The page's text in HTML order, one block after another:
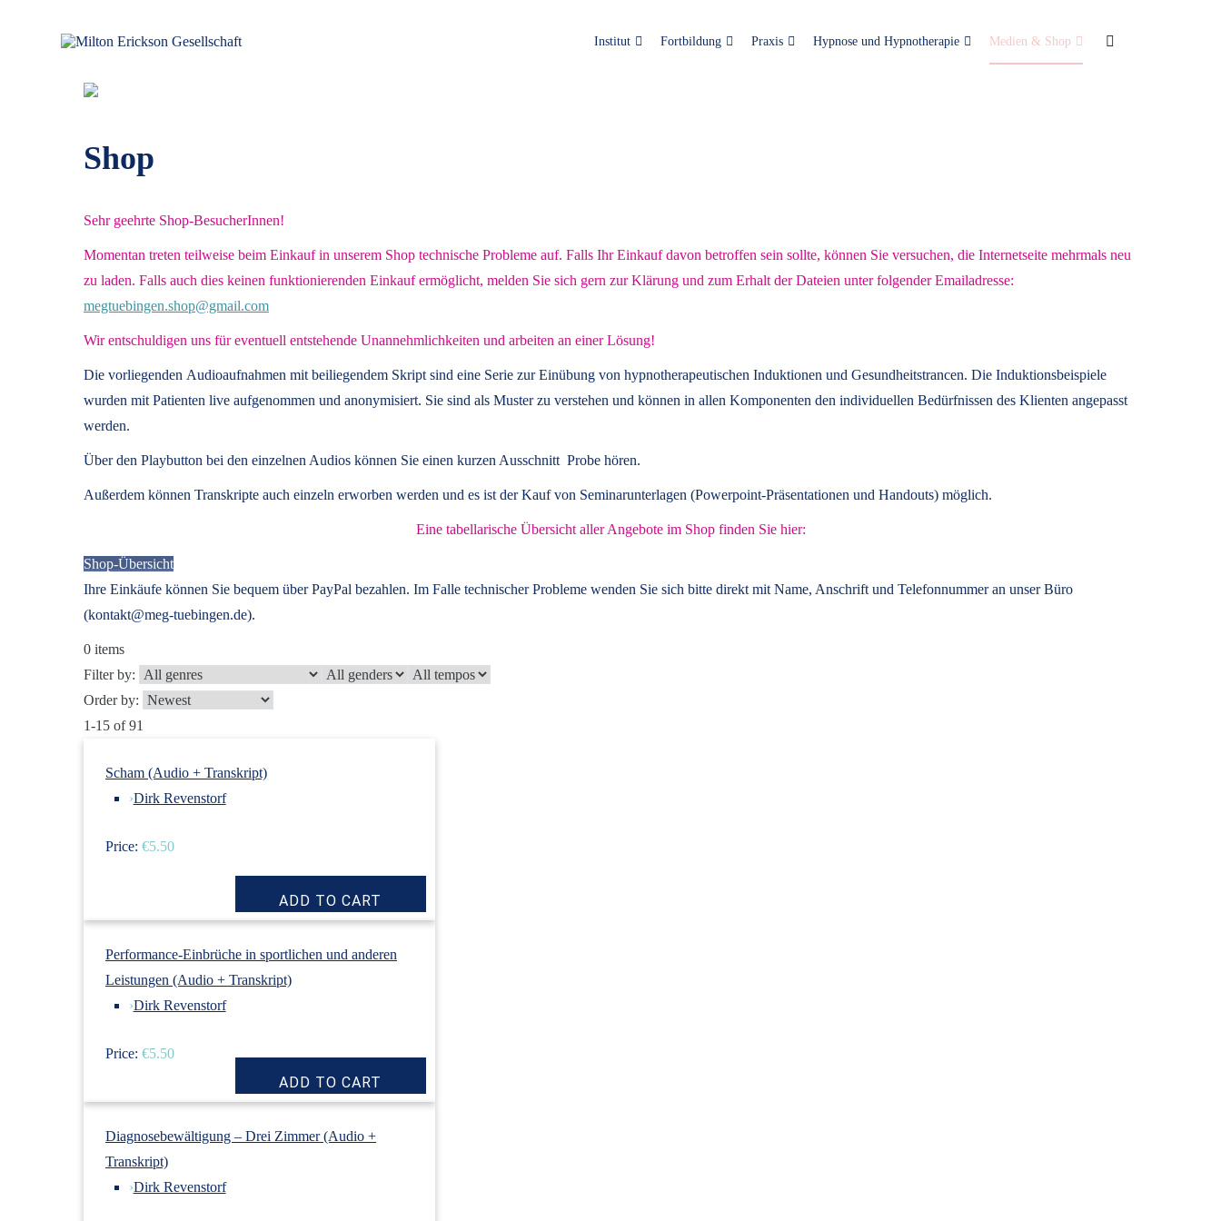
Institut Fortbildung Praxis Hypnose und Hypnotherapie Medien & Shop
Shop
Sehr geehrte Shop-BesucherInnen!
Momentan treten teilweise beim Einkauf in unserem Shop technische Probleme auf. Falls Ihr Einkauf davon betroffen sein sollte, können Sie versuchen, die Internetseite mehrmals neu
zu laden. Falls auch dies keinen funktionierenden Einkauf ermöglicht, melden Sie sich gern zur Klärung und zum Erhalt der Dateien unter folgender Emailadresse:
megtuebingen.shop@gmail.com
Wir entschuldigen uns für eventuell entstehende Unannehmlichkeiten und arbeiten an einer Lösung!
Die vorliegenden Audioaufnahmen mit beiliegendem Skript sind eine Serie zur Einübung von hypnotherapeutischen Induktionen und Gesundheitstrancen. Die Induktionsbeispiele
wurden mit Patienten live aufgenommen und anonymisiert. Sie sind als Muster zu verstehen und können in allen Komponenten den individuellen Bedürfnissen des Klienten angepasst
werden.
Über den Playbutton bei den einzelnen Audios können Sie einen kurzen Ausschnitt Probe hören.
Außerdem können Transkripte auch einzeln erworben werden und es ist der Kauf von Seminarunterlagen (Powerpoint-Präsentationen und Handouts) möglich.
Eine tabellarische Übersicht aller Angebote im Shop finden Sie hier:
Shop-Übersicht
Ihre Einkäufe können Sie bequem über PayPal bezahlen. Im Falle technischer Probleme wenden Sie sich bitte direkt mit Name, Anschrift und Telefonnummer an unser Büro
(kontakt@meg-tuebingen.de).
0 items
Filter by:
Order by:
1-15 of 91
Scham (Audio + Transkript)
›Dirk Revenstorf
Price: €5.50
Performance-Einbrüche in sportlichen und anderen
Leistungen (Audio + Transkript)
›Dirk Revenstorf
Price: €5.50
Diagnosebewältigung – Drei Zimmer (Audio +
Transkript)
›Dirk Revenstorf